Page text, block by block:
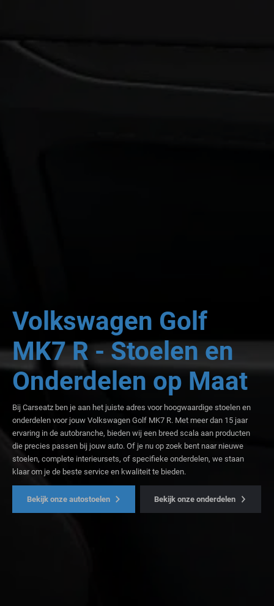
Volkswagen Golf
MK7 R - Stoelen en
Onderdelen op Maat
Bij Carseatz ben je aan het juiste adres voor hoogwaardige stoelen en
onderdelen voor jouw Volkswagen Golf MK7 R. Met meer dan 15 jaar
ervaring in de autobranche, bieden wij een breed scala aan producten
die precies passen bij jouw auto. Of je nu op zoek bent naar nieuwe
stoelen, complete interieursets, of specifieke onderdelen, we staan
klaar om je de beste service en kwaliteit te bieden.
Bekijk onze autostoelen Bekijk onze onderdelen